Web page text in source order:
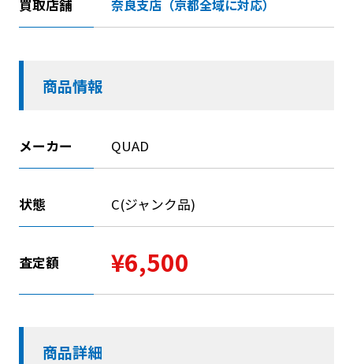
買取店舗 奈良支店（京都全域に対応）
商品情報
メーカー QUAD
状態 C(ジャンク品)
査定額 ¥6,500
商品詳細